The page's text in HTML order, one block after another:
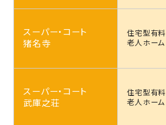
スーパー・コート
猪名寺
住宅型有料
老人ホーム
スーパー・コート
武庫之荘
住宅型有料
老人ホーム